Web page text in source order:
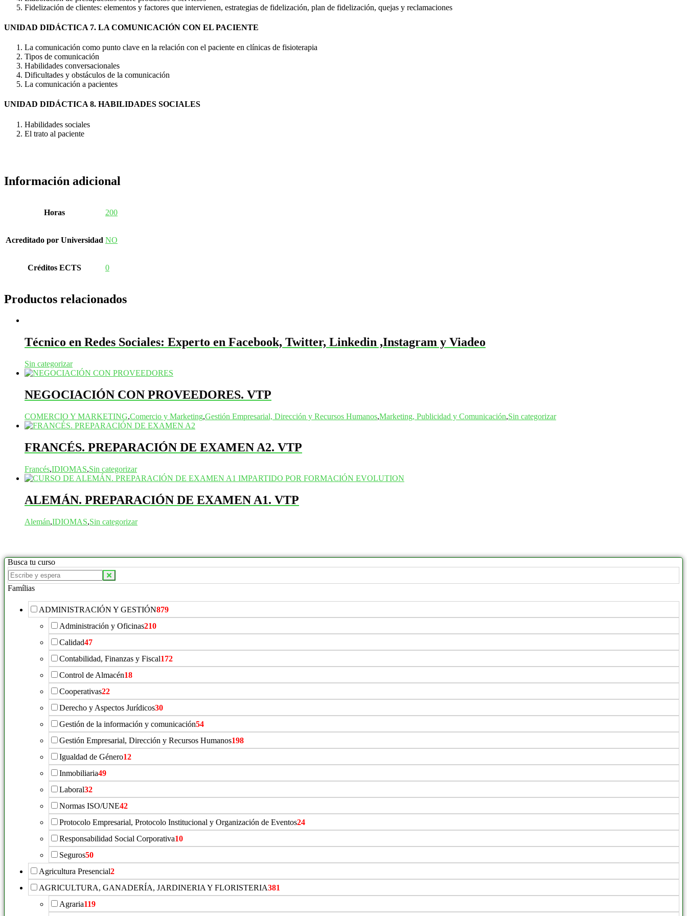
Fidelización de clientes: elementos y factores que intervienen, estrategias de fidelización, plan de fidelización, quejas y reclamaciones
UNIDAD DIDÁCTICA 7. LA COMUNICACIÓN CON EL PACIENTE
La comunicación como punto clave en la relación con el paciente en clínicas de fisioterapia
Tipos de comunicación
Habilidades conversacionales
Dificultades y obstáculos de la comunicación
La comunicación a pacientes
UNIDAD DIDÁCTICA 8. HABILIDADES SOCIALES
Habilidades sociales
El trato al paciente
Información adicional
Horas 200
Acreditado por Universidad NO
Créditos ECTS 0
Productos relacionados
Técnico en Redes Sociales: Experto en Facebook, Twitter, Linkedin ,Instagram y Viadeo
Sin categorizar
NEGOCIACIÓN CON PROVEEDORES. VTP
COMERCIO Y MARKETING,Comercio y Marketing,Gestión Empresarial, Dirección y Recursos Humanos,Marketing, Publicidad y Comunicación,Sin categorizar
FRANCÉS. PREPARACIÓN DE EXAMEN A2. VTP
Francés,IDIOMAS,Sin categorizar
ALEMÁN. PREPARACIÓN DE EXAMEN A1. VTP
Alemán,IDIOMAS,Sin categorizar
Busca tu curso
Buscar
productos:
Famílias
ADMINISTRACIÓN Y GESTIÓN879
Administración y Oficinas210
Calidad47
Contabilidad, Finanzas y Fiscal172
Control de Almacén18
Cooperativas22
Derecho y Aspectos Jurídicos30
Gestión de la información y comunicación54
Gestión Empresarial, Dirección y Recursos Humanos198
Igualdad de Género12
Inmobiliaria49
Laboral32
Normas ISO/UNE42
Protocolo Empresarial, Protocolo Institucional y Organización de Eventos24
Responsabilidad Social Corporativa10
Seguros50
Agricultura Presencial2
AGRICULTURA, GANADERÍA, JARDINERIA Y FLORISTERIA381
Agraria119